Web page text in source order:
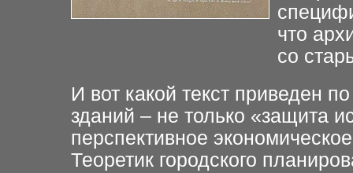
что
со
И вот какой текст приведен
зданий – не только «защита
перспективное
Теоретик городского